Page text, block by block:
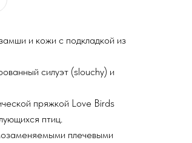
и кожи с подкладкой из
силуэт (slouchy) и
пряжкой Love Birds
птиц.
плечевыми